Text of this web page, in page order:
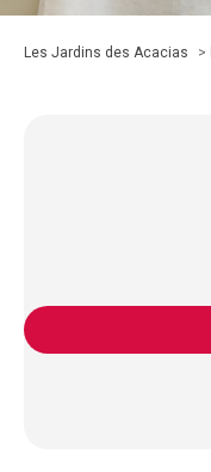
Les Jardins des Acacias >